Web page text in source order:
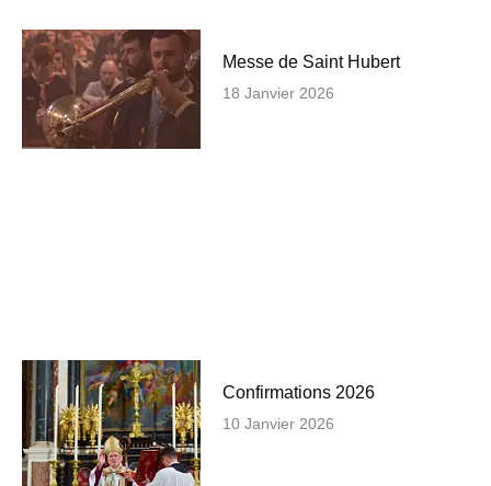
Messe de Saint Hubert
18 Janvier 2026
Confirmations 2026
10 Janvier 2026